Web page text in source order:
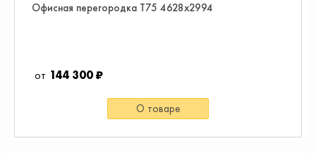
Офисная перегородка Т75 4628х2994
144 300 ₽
О товаре